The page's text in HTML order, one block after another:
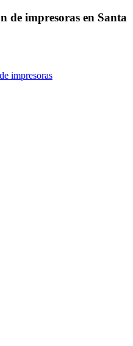
de impresoras en Santa
impresoras